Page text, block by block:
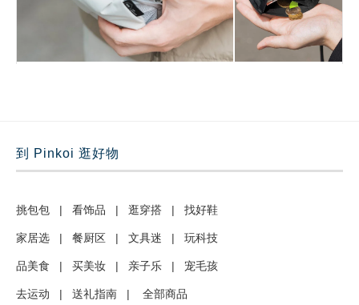
到 Pinkoi 逛好物
挑包包 | 看饰品 | 逛穿搭 | 找好鞋
家居选 | 餐厨区 | 文具迷 | 玩科技
品美食 | 买美妆 | 亲子乐 | 宠毛孩
去运动 | 送礼指南 | 全部商品